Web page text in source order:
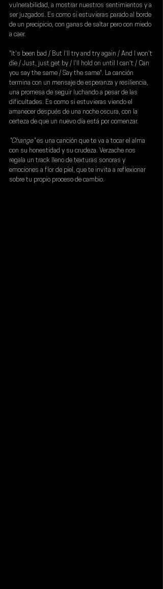
vulnerabilidad, a mostrar nuestros sentimientos y a
ser juzgados. Es como si estuvieras parado al borde
de un precipicio, con ganas de saltar pero con miedo
a caer.
"It's been bad / But I'll try and try again / And I won't
die / Just, just get by / I'll hold on until I can't / Can
you say the same / Say the same". La canción
termina con un mensaje de esperanza y resiliencia,
una promesa de seguir luchando a pesar de las
dificultades. Es como si estuvieras viendo el
amanecer después de una noche oscura, con la
certeza de que un nuevo día está por comenzar.
"Change" es una canción que te va a tocar el alma
con su honestidad y su crudeza. Verzache nos
regala un track lleno de texturas sonoras y
emociones a flor de piel, que te invita a reflexionar
sobre tu propio proceso de cambio.